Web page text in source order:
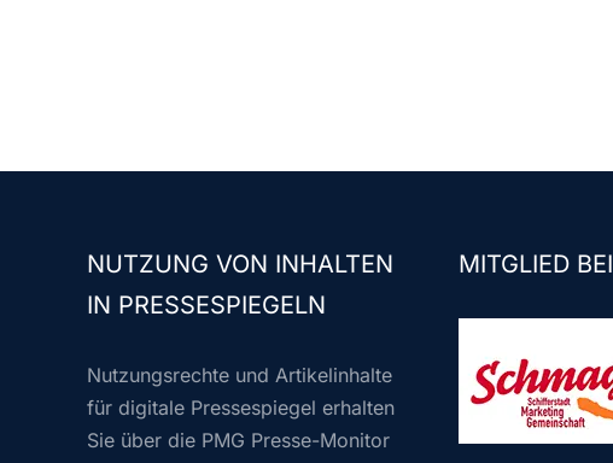
NUTZUNG VON INHALTEN
IN PRESSESPIEGELN
Nutzungsrechte und Artikelinhalte
für digitale Pressespiegel erhalten
Sie über die PMG Presse-Monitor
MITGLIED BEI